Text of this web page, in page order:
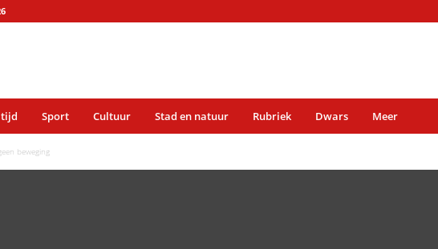
Sport Cultuur Stad en natuur Rubriek Dwars Meer
beweging